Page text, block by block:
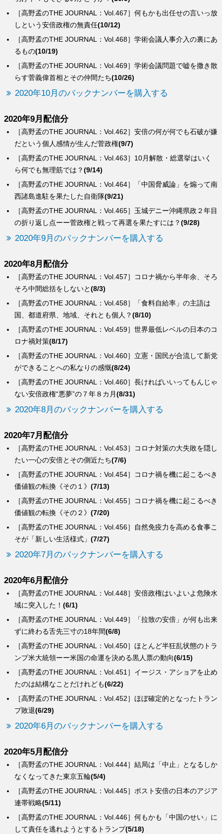
［高野孟のTHE JOURNAL：Vol.469］学術会議問題で嘘を撒き散
らす菅義偉首相とその仲間たち(10/26)
［高野孟のTHE JOURNAL：Vol.468］学術会議人事介入の裏にあ
るもの(10/19)
［高野孟のTHE JOURNAL：Vol.467］何もかも出任せの言いっ放
しという安倍政権の無責任(10/12)
2020年10月のバックナンバーを購入する
2020年9月配信分
［高野孟のTHE JOURNAL：Vol.465］玉城デニー沖縄県政２年目
の折り返し点ーー菅政権と戦って再選を果たすには？(9/28)
［高野孟のTHE JOURNAL：Vol.464］「中国脅威論」を煽って南
西諸島進駐を果たした自衛隊(9/21)
［高野孟のTHE JOURNAL：Vol.463］10月解散・総選挙はいく
ら何でも無理筋では？(9/14)
［高野孟のTHE JOURNAL：Vol.462］安倍の何が何でも石破が嫌
だという個人感情が生んだ菅政権(9/7)
2020年9月のバックナンバーを購入する
2020年8月配信分
［高野孟のTHE JOURNAL：Vol.460］長ければいいってもんじゃ
ない安倍政権“悪夢”の７年８カ月(8/31)
［高野孟のTHE JOURNAL：Vol.460］立憲・国民が合流して新党
ができることへの私なりの感慨(8/24)
［高野孟のTHE JOURNAL：Vol.459］世界最低レベルの日本のコ
ロナ禍対策(8/17)
［高野孟のTHE JOURNAL：Vol.458］「食料自給率」の主語は
国、都道府県、地域、それとも個人？(8/10)
［高野孟のTHE JOURNAL：Vol.457］コロナ禍から半年余、そろ
そろ中間総括をしないと(8/3)
2020年8月のバックナンバーを購入する
2020年7月配信分
［高野孟のTHE JOURNAL：Vol.456］自然免疫力を高める食事こ
そが「新しい生活様式」(7/27)
［高野孟のTHE JOURNAL：Vol.455］コロナ禍を機に起こるべき
価値観の転換《その２》(7/20)
［高野孟のTHE JOURNAL：Vol.454］コロナ禍を機に起こるべき
価値観の転換《その１》(7/13)
［高野孟のTHE JOURNAL：Vol.453］コロナ対策の大失敗を隠し
たい一心の安倍とその側近たち(7/6)
2020年7月のバックナンバーを購入する
2020年6月配信分
［高野孟のTHE JOURNAL：Vol.452］ほぼ確定的となったトラン
プ敗退(6/29)
［高野孟のTHE JOURNAL：Vol.451］イージス・アショアを止め
たのは結構なことだけれども(6/22)
［高野孟のTHE JOURNAL：Vol.450］ほとんど半狂乱状態のトラ
ンプ米大統領ーー米国の命運を決める黒人票の動向(6/15)
［高野孟のTHE JOURNAL：Vol.449］「拉致の安倍」が何も出来
ずに終わる舌先三寸の18年間(6/8)
［高野孟のTHE JOURNAL：Vol.448］安倍政権はいよいよ危険水
域に突入した！(6/1)
2020年6月のバックナンバーを購入する
2020年5月配信分
［高野孟のTHE JOURNAL：Vol.446］何もかも「中国のせい」に
して責任を逃れようとするトランプ(5/18)
［高野孟のTHE JOURNAL：Vol.445］ポスト安倍の日本のアジア
連帯戦略(5/11)
［高野孟のTHE JOURNAL：Vol.444］結局は「中止」となるしか
なくなってきた東京五輪(5/4)